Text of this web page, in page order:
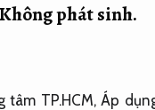
Không phát sinh.
TP.HCM, Áp